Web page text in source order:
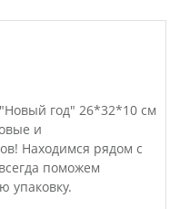
год" 26*32*10 см
и
Находимся рядом с
поможем
упаковку.